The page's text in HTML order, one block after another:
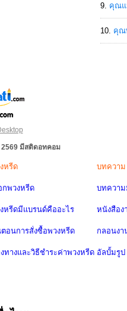
คุณแ
คุณ
2569 มีสติดอทคอม
หรีด
กพวงหรีด
หรีดมีแบรนด์คืออะไร
อนการสั่งซื้อพวงหรีด
ทางและวิธีชำระค่าพวงหรีด
บทความ
บทควา
หนังสือง
กลอนงา
อัลบั้มรูป